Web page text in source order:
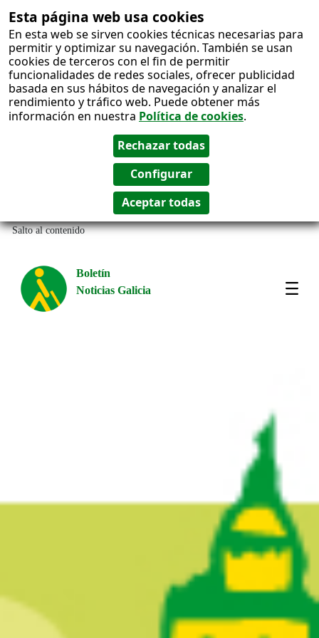
Esta página web usa cookies
En esta web se sirven cookies técnicas necesarias para
permitir y optimizar su navegación. También se usan
cookies de terceros con el fin de permitir
funcionalidades de redes sociales, ofrecer publicidad
basada en sus hábitos de navegación y analizar el
rendimiento y tráfico web. Puede obtener más
información en nuestra Política de cookies.
Salto al contenido
Boletín
Noticias Galicia